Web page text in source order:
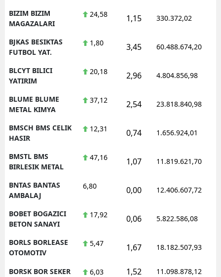
BIZIM BIZIM
MAGAZALARI
24,58 1,15 330.372,02
BJKAS BESIKTAS
FUTBOL YAT.
1,80 3,45 60.488.674,20
BLCYT BILICI
YATIRIM
20,18 2,96 4.804.856,98
BLUME BLUME
METAL KIMYA
37,12 2,54 23.818.840,98
BMSCH BMS CELIK
HASIR
12,31 0,74 1.656.924,01
BMSTL BMS
BIRLESIK METAL
47,16 1,07 11.819.621,70
BNTAS BANTAS
AMBALAJ
6,80 0,00 12.406.607,72
BOBET BOGAZICI
BETON SANAYI
17,92 0,06 5.822.586,08
BORLS BORLEASE
OTOMOTIV
5,47 1,67 18.182.507,93
BORSK BOR SEKER 6,03 1,52 11.098.878,12